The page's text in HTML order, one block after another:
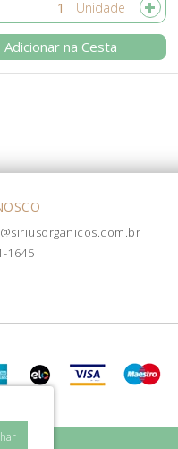
Adicionar na Cesta
1645